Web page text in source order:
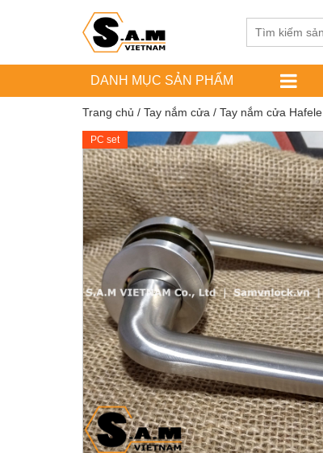
DANH MỤC SẢN PHẨM
Trang chủ / Tay nắm cửa / Tay nắm cửa Hafele
PC set